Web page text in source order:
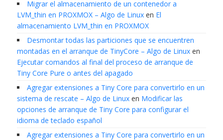
Migrar el almacenamiento de un contenedor a
LVM_thin en PROXMOX – Algo de Linuxen El
almacenamiento LVM_thin en PROXMOX
Desmontar todas las particiones que se encuentren
montadas en el arranque de TinyCore – Algo de Linuxen
Ejecutar comandos al final del proceso de arranque de
Tiny Core Pure o antes del apagado
Agregar extensiones a Tiny Core para convertirlo en un
sistema de rescate – Algo de Linuxen Modificar las
opciones de arranque de Tiny Core para configurar el
idioma de teclado español
Agregar extensiones a Tiny Core para convertirlo en un